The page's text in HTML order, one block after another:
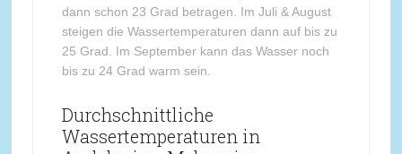
dann schon 23 Grad betragen. Im Juli & August
steigen die Wassertemperaturen dann auf bis zu
25 Grad. Im September kann das Wasser noch
bis zu 24 Grad warm sein.
Durchschnittliche
Wassertemperaturen in